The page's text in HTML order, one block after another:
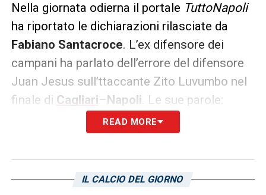
Nella giornata odierna il portale TuttoNapoli
ha riportato le dichiarazioni rilasciate da
Fabiano Santacroce. L’ex difensore dei
campani ha parlato dell’errore del difensore
Juan Jesus sull’ttaccante Zito Luvumbo nel
finale di Cagliari–Napoli . Le sue parole:
L’errore di Juan Jesus è stato clamoroso.
quella situazione. Inoltre un’occasione del
READ MORE
IL CALCIO DEL GIORNO